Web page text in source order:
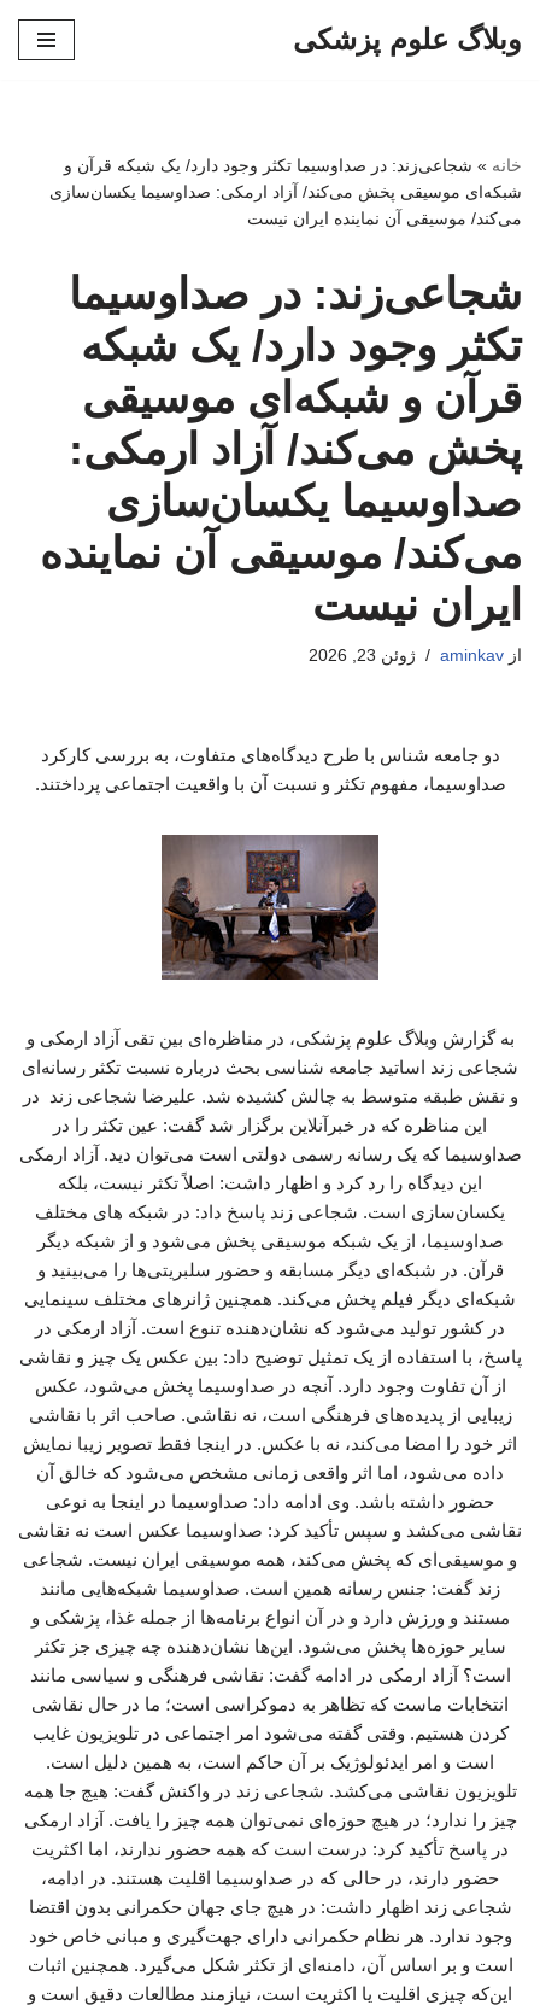
وبلاگ علوم پزشکی
خانه » شجاعی‌زند: در صداوسیما تکثر وجود دارد/ یک شبکه‌ قرآن و
شبکه‌ای موسیقی پخش می‌کند/ آزاد ارمکی: صداوسیما یکسان‌سازی
می‌کند/ موسیقی آن نماینده ایران نیست
شجاعی‌زند: در صداوسیما
تکثر وجود دارد/ یک شبکه‌
قرآن و شبکه‌ای موسیقی
پخش می‌کند/ آزاد ارمکی:
صداوسیما یکسان‌سازی
می‌کند/ موسیقی آن نماینده
ایران نیست
از aminkav ژوئن 23, 2026
دو جامعه شناس با طرح دیدگاه‌های متفاوت، به بررسی کارکرد
صداوسیما، مفهوم تکثر و نسبت آن با واقعیت اجتماعی پرداختند.
به گزارش وبلاگ علوم پزشکی، در مناظره‌ای بین تقی آزاد ارمکی و
شجاعی زند اساتید جامعه شناسی بحث درباره نسبت تکثر رسانه‌ای
و نقش طبقه متوسط به چالش کشیده شد. علیرضا شجاعی زند در
این مناظره که در خبرآنلاین برگزار شد گفت: عین تکثر را در
صداوسیما که یک رسانه رسمی دولتی است می‌توان دید. آزاد ارمکی
این دیدگاه را رد کرد و اظهار داشت: اصلاً تکثر نیست، بلکه
یکسان‌سازی است. شجاعی زند پاسخ داد: در شبکه های مختلف
صداوسیما، از یک شبکه موسیقی پخش می‌شود و از شبکه دیگر
قرآن. در شبکه‌ای دیگر مسابقه و حضور سلبریتی‌ها را می‌بینید و
شبکه‌ای دیگر فیلم پخش می‌کند. همچنین ژانرهای مختلف سینمایی
در کشور تولید می‌شود که نشان‌دهنده تنوع است. آزاد ارمکی در
پاسخ، با استفاده از یک تمثیل توضیح داد: بین عکس یک چیز و نقاشی
از آن تفاوت وجود دارد. آنچه در صداوسیما پخش می‌شود، عکس
زیبایی از پدیده‌های فرهنگی است، نه نقاشی. صاحب اثر با نقاشی
اثر خود را امضا می‌کند، نه با عکس. در اینجا فقط تصویر زیبا نمایش
داده می‌شود، اما اثر واقعی زمانی مشخص می‌شود که خالق آن
حضور داشته باشد. وی ادامه داد: صداوسیما در اینجا به نوعی
نقاشی می‌کشد و سپس تأکید کرد: صداوسیما عکس است نه نقاشی
و موسیقی‌ای که پخش می‌کند، همه موسیقی ایران نیست. شجاعی
زند گفت: جنس رسانه همین است. صداوسیما شبکه‌هایی مانند
مستند و ورزش دارد و در آن انواع برنامه‌ها از جمله غذا، پزشکی و
سایر حوزه‌ها پخش می‌شود. این‌ها نشان‌دهنده چه چیزی جز تکثر
است؟ آزاد ارمکی در ادامه گفت: نقاشی فرهنگی و سیاسی مانند
انتخابات ماست که تظاهر به دموکراسی است؛ ما در حال نقاشی
کردن هستیم. وقتی گفته می‌شود امر اجتماعی در تلویزیون غایب
است و امر ایدئولوژیک بر آن حاکم است، به همین دلیل است.
تلویزیون نقاشی می‌کشد. شجاعی زند در واکنش گفت: هیچ جا همه
چیز را ندارد؛ در هیچ حوزه‌ای نمی‌توان همه چیز را یافت. آزاد ارمکی
در پاسخ تأکید کرد: درست است که همه حضور ندارند، اما اکثریت
حضور دارند، در حالی که در صداوسیما اقلیت هستند. در ادامه،
شجاعی زند اظهار داشت: در هیچ جای جهان حکمرانی بدون اقتضا
وجود ندارد. هر نظام حکمرانی دارای جهت‌گیری و مبانی خاص خود
است و بر اساس آن، دامنه‌ای از تکثر شکل می‌گیرد. همچنین اثبات
این‌که چیزی اقلیت یا اکثریت است، نیازمند مطالعات دقیق است و